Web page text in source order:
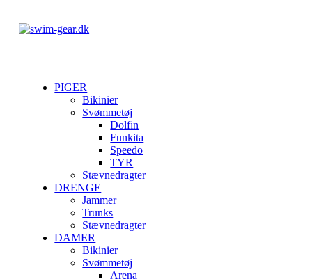
PIGER
Bikinier
Svømmetøj
Dolfin
Funkita
Speedo
TYR
Stævnedragter
DRENGE
Jammer
Trunks
Stævnedragter
DAMER
Bikinier
Svømmetøj
Arena